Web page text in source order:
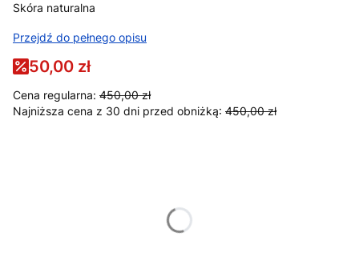
Skóra naturalna
Przejdź do pełnego opisu
50,00 zł
Cena regularna: 450,00 zł
Najniższa cena z 30 dni przed obniżką: 450,00 zł